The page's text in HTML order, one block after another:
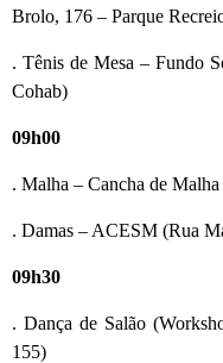
Brolo, 176 – Parque
. Tênis de Mesa – Fundo
Cohab)
09h00
. Malha – Cancha de
. Damas – ACESM (Rua
09h30
. Dança de Salão
155)